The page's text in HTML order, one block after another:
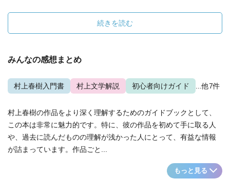
続きを読む
みんなの感想まとめ
村上春樹入門書 村上文学解説 初心者向けガイド ...他7件
村上春樹の作品をより深く理解するためのガイドブックとして、
この本は非常に魅力的です。特に、彼の作品を初めて手に取る人
や、過去に読んだものの理解が浅かった人にとって、有益な情報
が詰まっています。作品ごと...
もっと見る